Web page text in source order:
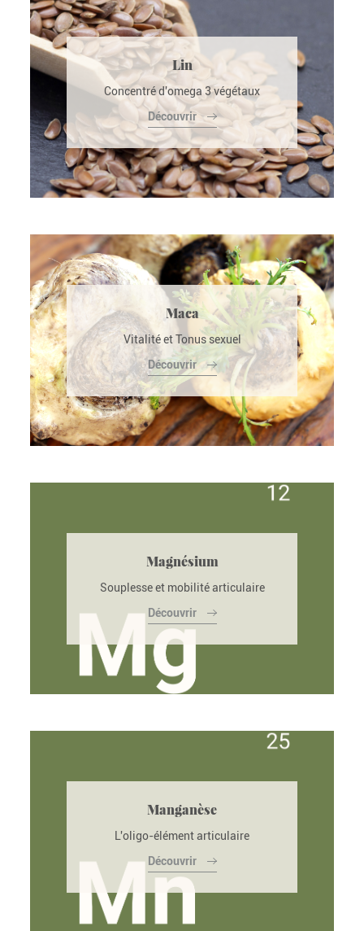
Lin
Concentré d'omega 3 végétaux
Découvrir
Maca
Vitalité et Tonus sexuel
Découvrir
Magnésium
Souplesse et mobilité articulaire
Découvrir
Manganèse
L'oligo-élément articulaire
Découvrir